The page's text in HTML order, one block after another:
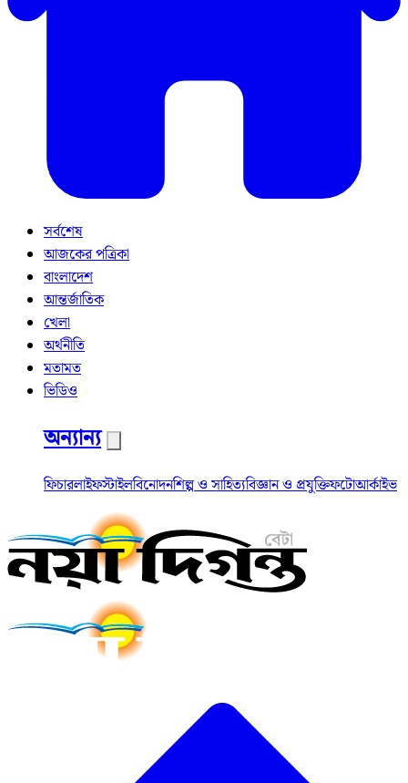
সর্বশেষ
আজকের পত্রিকা
বাংলাদেশ
আন্তর্জাতিক
খেলা
অর্থনীতি
মতামত
ভিডিও
অন্যান্য
ফিচারলাইফস্টাইলবিনোদনশিল্প ও সাহিত্যবিজ্ঞান ও প্রযুক্তিফটোআর্কাইভ